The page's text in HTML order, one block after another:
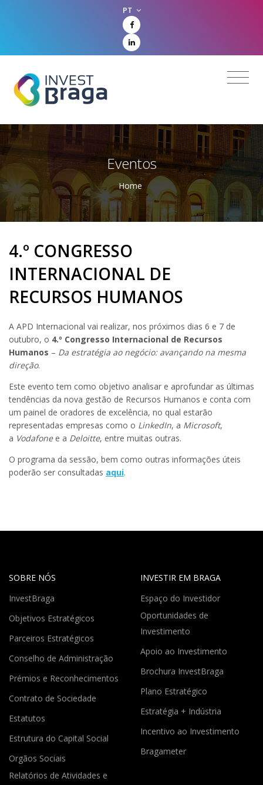
PT
Eventos
Home
4.º CONGRESSO
INTERNACIONAL DE
RECURSOS HUMANOS
A APD Internacional vai realizar, nos próximos dias 6 e 7 de
outubro, o 4.º Congresso Internacional de Recursos
Humanos – Da estratégia ao negócio: avançando na mesma
direção.
Este evento tem como objetivo analisar e aprofundar as últimas
tendências da nova gestão de Recursos Humanos e conta com
um painel de oradores de excelência, no qual estarão
representadas empresas como o LinkedIn, a Microsoft,
a Vodafonee a Deloitte, entre muitas outras.
O programa da sessão, bem como outras informações úteis
poderão ser consultadas aqui.
SOBRE NÓS
InvestBraga
Objetivos Estratégicos
Parceiros Estratégicos
Conselho de Administração
Prémios e Reconhecimentos
Contrato de Sociedade
Estatutos
Estrutura do Capital Social
Orgãos Sociais
Relatórios de Atividades e
INVESTIR EM BRAGA
Espaço do Investidor
Oportunidades de
Investimento
Apoio ao Investimento
Brochura InvestBraga
Plano Estratégico
Estratégia + Indústria
Incentivo ao Investimento
Bragameter